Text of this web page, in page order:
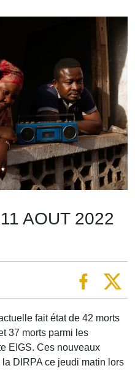
AOUT 2022
fait état de 42 morts
37 morts parmi les
EIGS. Ces nouveaux
DIRPA ce jeudi matin lors